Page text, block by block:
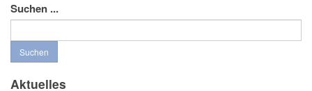
Suchen ...
Suchen
Aktuelles